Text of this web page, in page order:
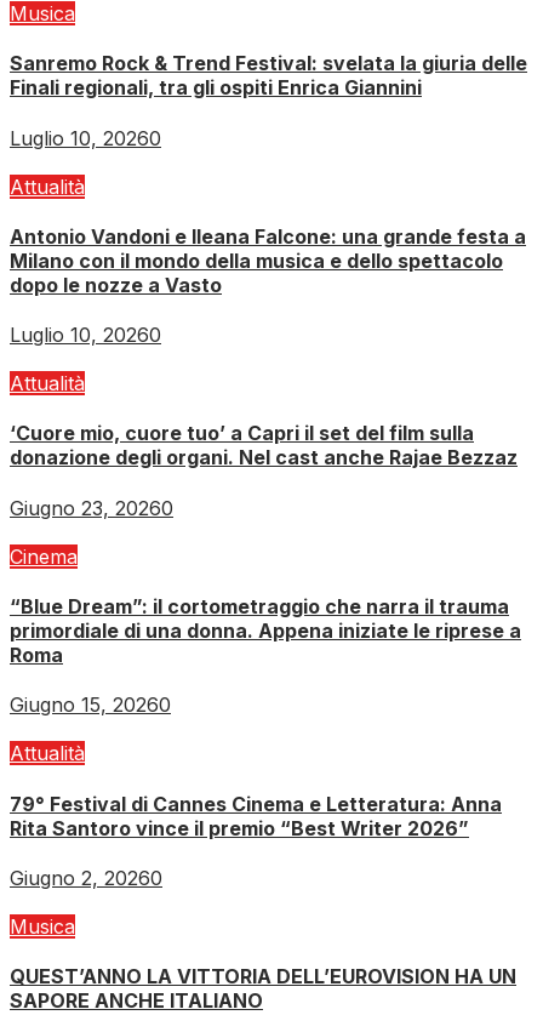
Musica
Sanremo Rock & Trend Festival: svelata la giuria delle
Finali regionali, tra gli ospiti Enrica Giannini
Luglio 10, 20260
Attualità
Antonio Vandoni e Ileana Falcone: una grande festa a
Milano con il mondo della musica e dello spettacolo
dopo le nozze a Vasto
Luglio 10, 20260
Attualità
‘Cuore mio, cuore tuo’ a Capri il set del film sulla
donazione degli organi. Nel cast anche Rajae Bezzaz
Giugno 23, 20260
Cinema
“Blue Dream”: il cortometraggio che narra il trauma
primordiale di una donna. Appena iniziate le riprese a
Roma
Giugno 15, 20260
Attualità
79° Festival di Cannes Cinema e Letteratura: Anna
Rita Santoro vince il premio “Best Writer 2026”
Giugno 2, 20260
Musica
QUEST’ANNO LA VITTORIA DELL’EUROVISION HA UN
SAPORE ANCHE ITALIANO